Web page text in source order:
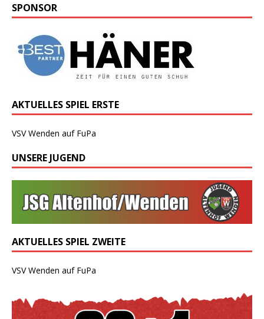
SPONSOR
AKTUELLES SPIEL ERSTE
VSV Wenden auf FuPa
UNSERE JUGEND
AKTUELLES SPIEL ZWEITE
VSV Wenden auf FuPa